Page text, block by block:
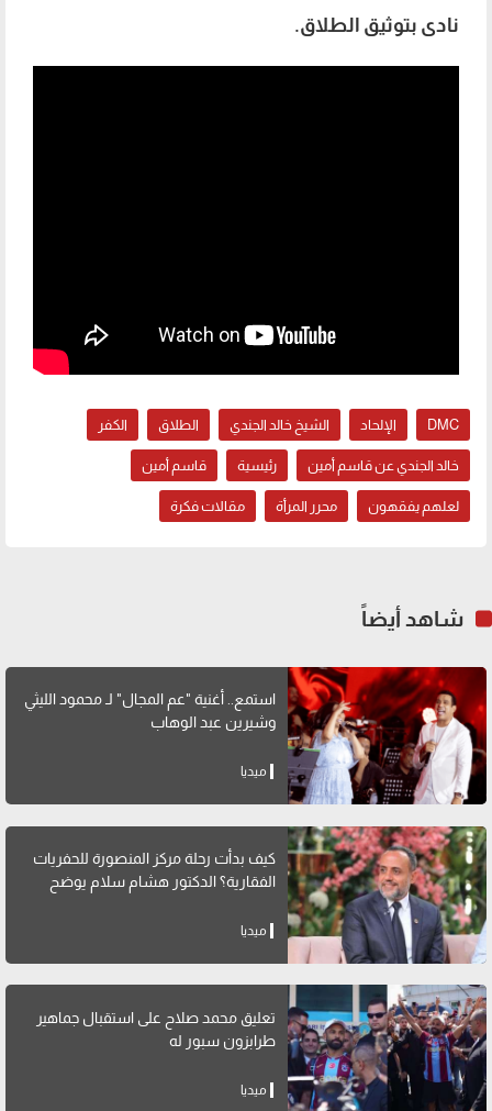
نادى بتوثيق الطلاق.
DMC الإلحاد الشيخ خالد الجندي الطلاق الكفر
خالد الجندي عن قاسم أمين رئيسية قاسم أمين
لعلهم يفقهون محرر المرأة مقالات فكرة
شاهد أيضاً
استمع.. أغنية "عم المجال" لـ محمود الليثي
وشيرين عبد الوهاب
ميديا
كيف بدأت رحلة مركز المنصورة للحفريات
الفقارية؟ الدكتور هشام سلام يوضح
ميديا
تعليق محمد صلاح على استقبال جماهير
طرابزون سبور له
ميديا